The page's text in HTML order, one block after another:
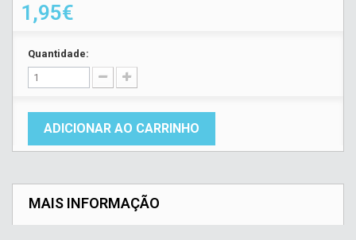
1,95€
Quantidade:
ADICIONAR AO CARRINHO
MAIS INFORMAÇÃO